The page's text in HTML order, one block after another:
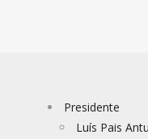
Presidente
Luís Pais